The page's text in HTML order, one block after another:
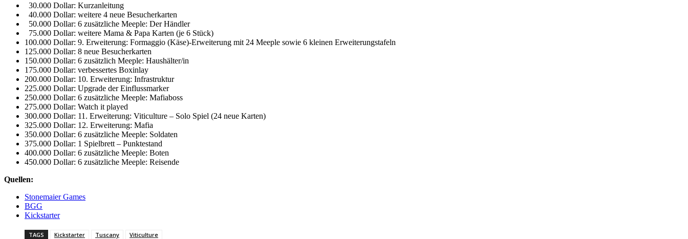
30.000 Dollar: Kurzanleitung
40.000 Dollar: weitere 4 neue Besucherkarten
50.000 Dollar: 6 zusätzliche Meeple: Der Händler
75.000 Dollar: weitere Mama & Papa Karten (je 6 Stück)
100.000 Dollar: 9. Erweiterung: Formaggio (Käse)-Erweiterung mit 24 Meeple sowie 6 kleinen Erweiterungstafeln
125.000 Dollar: 8 neue Besucherkarten
150.000 Dollar: 6 zusätzlich Meeple: Haushälter/in
175.000 Dollar: verbessertes Boxinlay
200.000 Dollar: 10. Erweiterung: Infrastruktur
225.000 Dollar: Upgrade der Einflussmarker
250.000 Dollar: 6 zusätzliche Meeple: Mafiaboss
275.000 Dollar: Watch it played
300.000 Dollar: 11. Erweiterung: Viticulture – Solo Spiel (24 neue Karten)
325.000 Dollar: 12. Erweiterung: Mafia
350.000 Dollar: 6 zusätzliche Meeple: Soldaten
375.000 Dollar: 1 Spielbrett – Punktestand
400.000 Dollar: 6 zusätzliche Meeple: Boten
450.000 Dollar: 6 zusätzliche Meeple: Reisende
Quellen:
Stonemaier Games
BGG
Kickstarter
TAGS Kickstarter Tuscany Viticulture